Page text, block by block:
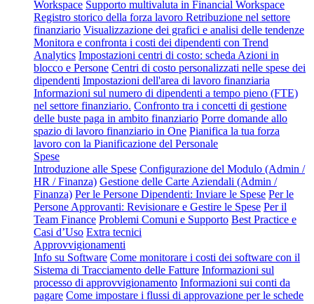
Workspace Supporto multivaluta in Financial Workspace
Registro storico della forza lavoro Retribuzione nel settore
finanziario Visualizzazione dei grafici e analisi delle tendenze
Monitora e confronta i costi dei dipendenti con Trend
Analytics Impostazioni centri di costo: scheda Azioni in
blocco e Persone Centri di costo personalizzati nelle spese dei
dipendenti Impostazioni dell'area di lavoro finanziaria
Informazioni sul numero di dipendenti a tempo pieno (FTE)
nel settore finanziario. Confronto tra i concetti di gestione
delle buste paga in ambito finanziario Porre domande allo
spazio di lavoro finanziario in One Pianifica la tua forza
lavoro con la Pianificazione del Personale
Spese
Introduzione alle Spese Configurazione del Modulo (Admin /
HR / Finanza) Gestione delle Carte Aziendali (Admin /
Finanza) Per le Persone Dipendenti: Inviare le Spese Per le
Persone Approvanti: Revisionare e Gestire le Spese Per il
Team Finance Problemi Comuni e Supporto Best Practice e
Casi d’Uso Extra tecnici
Approvvigionamenti
Info su Software Come monitorare i costi dei software con il
Sistema di Tracciamento delle Fatture Informazioni sul
processo di approvvigionamento Informazioni sui conti da
pagare Come impostare i flussi di approvazione per le schede